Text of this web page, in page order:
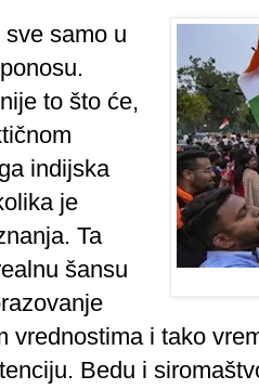
samo u
to što će,
indijska
je
Ta
šansu
vrednostima i tako
Bedu i